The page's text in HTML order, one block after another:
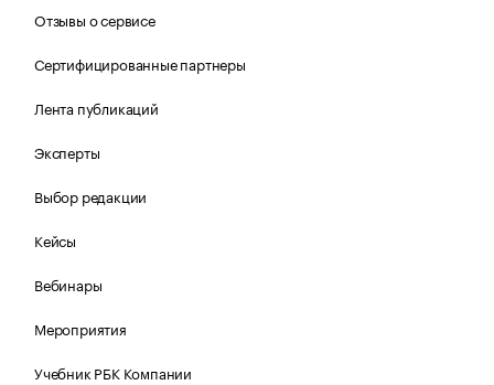
Отзывы о сервисе
Сертифицированные партнеры
Лента публикаций
Эксперты
Выбор редакции
Кейсы
Вебинары
Мероприятия
Учебник РБК Компании